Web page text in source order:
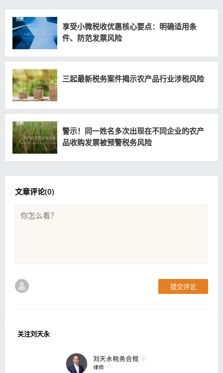
享受小微税收优惠核心要点：明确适用条
件、防范发票风险
三起最新税务案件揭示农产品行业涉税风险
警示！同一姓名多次出现在不同企业的农产
品收购发票被预警税务风险
文章评论(0)
提交评论
关注刘天永